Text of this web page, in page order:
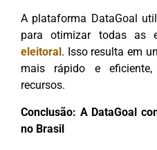
A plataforma DataGoal
para otimizar todas as
eleitoral . Isso resulta em
mais rápido e
recursos.
Conclusão: A DataGoal
no Brasil